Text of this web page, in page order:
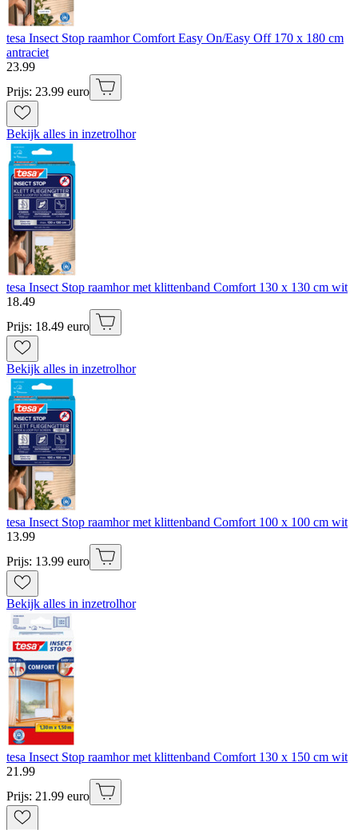
tesa Insect Stop raamhor Comfort Easy On/Easy Off 170 x 180 cm
antraciet
23.99
Prijs: 23.99 euro
Bekijk alles in inzetrolhor
tesa Insect Stop raamhor met klittenband Comfort 130 x 130 cm wit
18.49
Prijs: 18.49 euro
Bekijk alles in inzetrolhor
tesa Insect Stop raamhor met klittenband Comfort 100 x 100 cm wit
13.99
Prijs: 13.99 euro
Bekijk alles in inzetrolhor
tesa Insect Stop raamhor met klittenband Comfort 130 x 150 cm wit
21 .99
Prijs: 21.99 euro